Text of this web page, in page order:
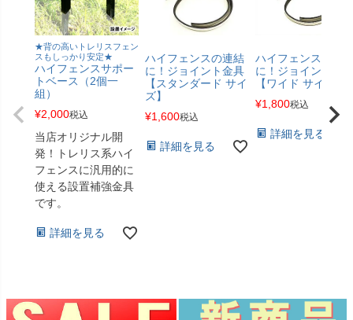
★背の高いトレリスフェン
スもしっかり安定★
ハイフェンスサポー
トベース（2個一
組）
¥2,000税込
当店オリジナル開
発！トレリス系ハイ
フェンスに汎用的に
使える設置補強金具
です。
詳細を見る
ハイフェンスの連結
に！ジョイント金具
【スタンダード サイ
ズ】
¥1,600税込
詳細を見る
ハイフェンスの連
に！ジョイント金
【ワイド サイズ】
¥1,800税込
詳細を見る